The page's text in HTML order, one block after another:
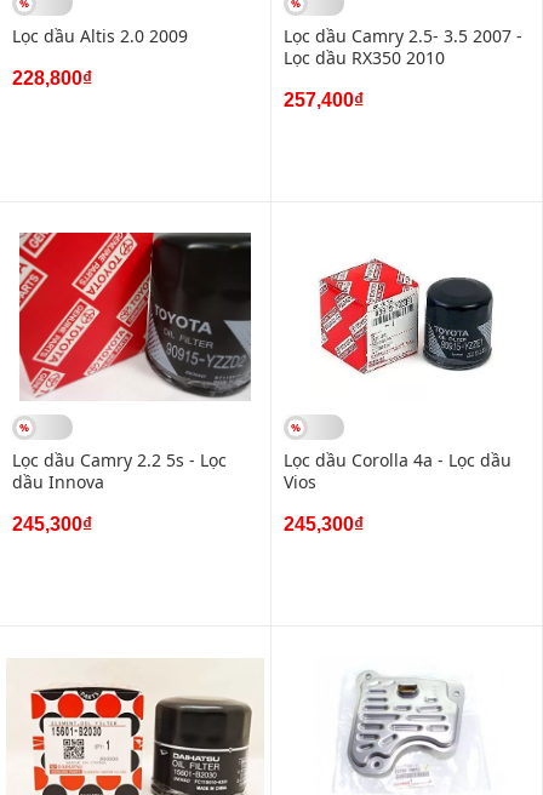
Lọc dầu Altis 2.0 2009
228,800₫
Lọc dầu Camry 2.5- 3.5 2007 -
Lọc dầu RX350 2010
257,400₫
Lọc dầu Camry 2.2 5s - Lọc
dầu Innova
245,300₫
Lọc dầu Corolla 4a - Lọc dầu
Vios
245,300₫